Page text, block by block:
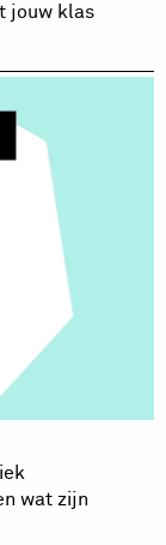
jouw klas
wat zijn